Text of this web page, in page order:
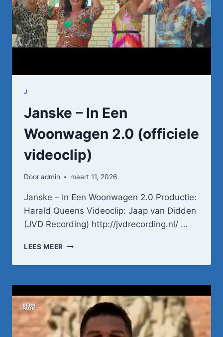
J
Janske – In Een
Woonwagen 2.0 (officiele
videoclip)
Dooradmin maart 11, 2026
Janske – In Een Woonwagen 2.0 Productie:
Harald Queens Videoclip: Jaap van Didden
(JVD Recording) http://jvdrecording.nl/ …
LEES MEER JANSKE
IN
WOONWAGEN
2.0
(OFFICIELE
VIDEOCLIP)